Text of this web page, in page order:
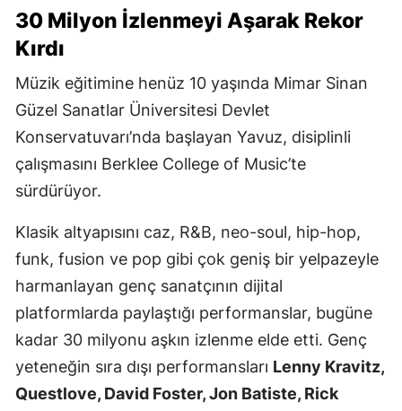
30 Milyon İzlenmeyi Aşarak Rekor
Kırdı
Müzik eğitimine henüz 10 yaşında Mimar Sinan
Güzel Sanatlar Üniversitesi Devlet
Konservatuvarı’nda başlayan Yavuz, disiplinli
çalışmasını Berklee College of Music’te
sürdürüyor.
Klasik altyapısını caz, R&B, neo-soul, hip-hop,
funk, fusion ve pop gibi çok geniş bir yelpazeyle
harmanlayan genç sanatçının dijital
platformlarda paylaştığı performanslar, bugüne
kadar 30 milyonu aşkın izlenme elde etti. Genç
yeteneğin sıra dışı performansları Lenny Kravitz,
Questlove, David Foster, Jon Batiste, Rick